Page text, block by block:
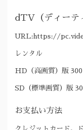
dTV（ディーテ
URL:https://
レンタル
HD（高画質）版 300
SD（標準画質）版
お支払い方法
クレジットカード、